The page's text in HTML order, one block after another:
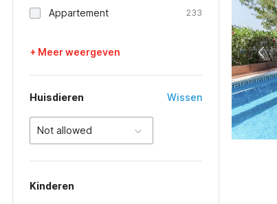
Appartement 233
+ Meer weergeven
Huisdieren Wissen
Not allowed
Kinderen